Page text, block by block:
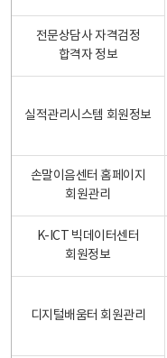
전문상담사 자격검정
합격자 정보
실적관리시스템 회원정보
손말이음센터 홈페이지
회원관리
K-ICT 빅데이터센터
회원정보
디지털배움터 회원관리